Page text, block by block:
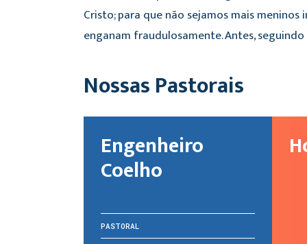
Cristo; para que não sejamos mais
enganam fraudulosamente. Antes,
Nossas Pastorais
Engenheiro
Coelho
PASTORAL